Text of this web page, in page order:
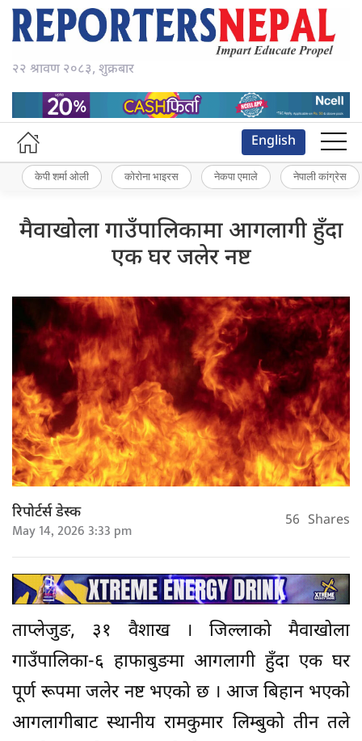
२२ श्रावण २०८३, शुक्रबार
English
केपी शर्मा ओली कोरोना भाइरस नेकपा एमाले नेपाली कांग्रेस
मैवाखोला गाउँपालिकामा आगलागी हुँदा
एक घर जलेर नष्ट
रिपोर्टर्स डेस्क
May 14, 2026 3:33 pm 56 Shares
ताप्लेजुङ, ३१ वैशाख । जिल्लाको मैवाखोला
गाउँपालिका-६ हाफाबुङमा आगलागी हुँदा एक घर
पूर्ण रूपमा जलेर नष्ट भएको छ । आज बिहान भएको
आगलागीबाट स्थानीय रामकुमार लिम्बुको तीन तले